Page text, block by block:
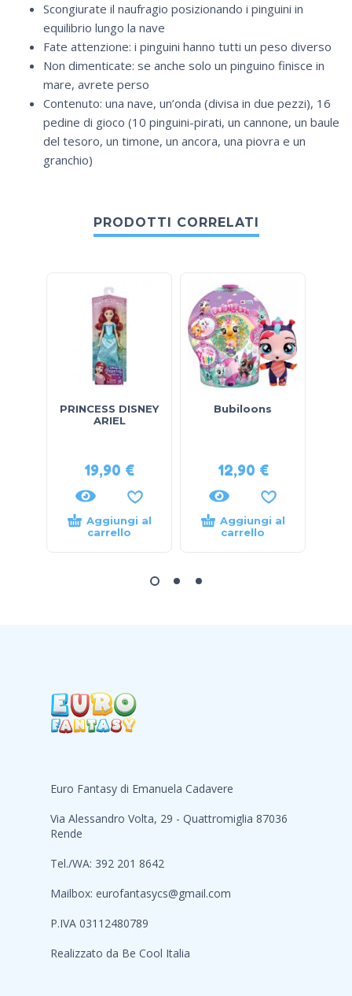
Scongiurate il naufragio posizionando i pinguini in
equilibrio lungo la nave
Fate attenzione: i pinguini hanno tutti un peso diverso
Non dimenticate: se anche solo un pinguino finisce in
mare, avrete perso
Contenuto: una nave, un’onda (divisa in due pezzi), 16
pedine di gioco (10 pinguini-pirati, un cannone, un baule
del tesoro, un timone, un ancora, una piovra e un
granchio)
PRODOTTI CORRELATI
PRINCESS DISNEY
ARIEL
19,90 €
Aggiungi al
carrello
Bubiloons
12,90 €
Aggiungi al
carrello
Euro Fantasy di Emanuela Cadavere
Via Alessandro Volta, 29 - Quattromiglia 87036
Rende
Tel./WA: 392 201 8642
Mailbox: eurofantasycs@gmail.com
P.IVA 03112480789
Realizzato da Be Cool Italia